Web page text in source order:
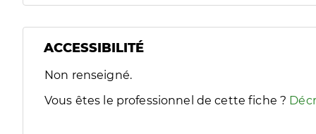
ACCESSIBILITÉ
Filtres
Sélectionnez un ou plusieurs handicaps/besoins
Non renseigné.
Vous êtes le professionnel de cette fiche ?